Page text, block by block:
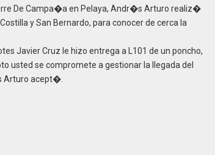
De Campa�a en Pelaya, Andr�s Arturo realiz�
y San Bernardo, para conocer de cerca la
Javier Cruz le hizo entrega a L101 de un poncho,
usted se compromete a gestionar la llegada del
Arturo acept�.